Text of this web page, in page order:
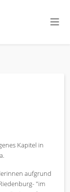
Kapitel in
aufgrund
"im